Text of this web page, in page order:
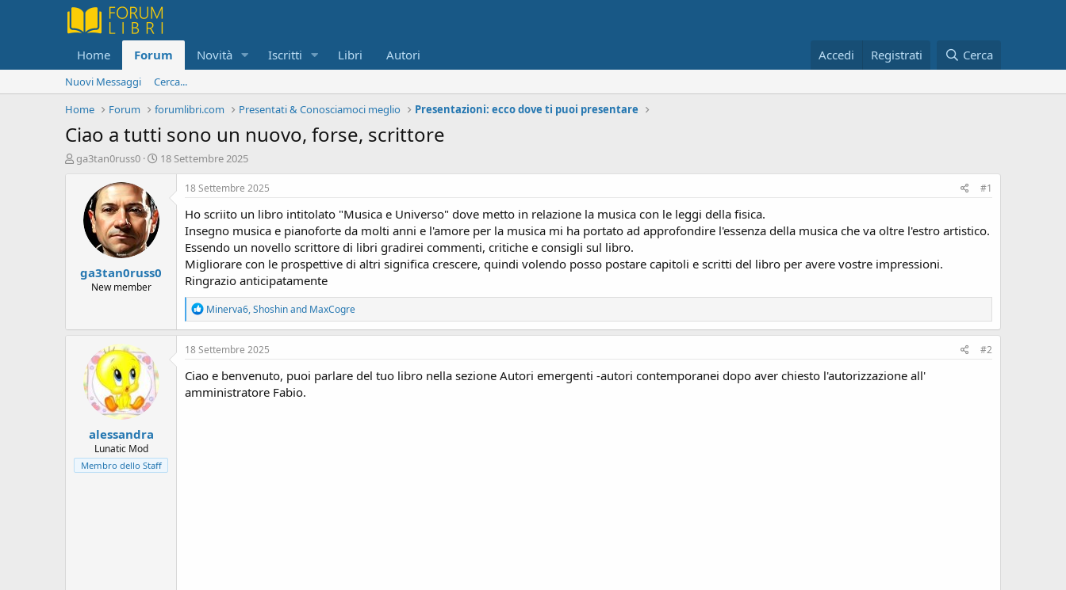
Home Forum Novità Iscritti Libri Autori Accedi Registrati Cerca
Nuovi Messaggi
Cerca...
Home
Forum forumlibri.com Presentati & Conosciamoci meglio Presentazioni: ecco dove ti puoi presentare
Ciao a tutti sono un nuovo, forse, scrittore
C
D
u
ga3tan0russ0
D
i
18 Settembre 2025
ga3tan0russ0
New member
18 Settembre 2025 #1
Ho scriito un libro intitolato "Musica e Universo" dove metto in relazione la musica con le leggi della fisica.
Insegno musica e pianoforte da molti anni e l'amore per la musica mi ha portato ad approfondire l'essenza della musica che va oltre l'estro artistico.
Essendo un novello scrittore di libri gradirei commenti, critiche e consigli sul libro.
Migliorare con le prospettive di altri significa crescere, quindi volendo posso postare capitoli e scritti del libro per avere vostre impressioni.
Ringrazio anticipatamente
R
e
a
c
i
o
n
Minerva6,Shoshinand MaxCogre
alessandra
Lunatic Mod
Membro dello Staff
18 Settembre 2025 #2
Ciao e benvenuto, puoi parlare del tuo libro nella sezione Autori emergenti -autori contemporanei dopo aver chiesto l'autorizzazione all'
amministratore Fabio.